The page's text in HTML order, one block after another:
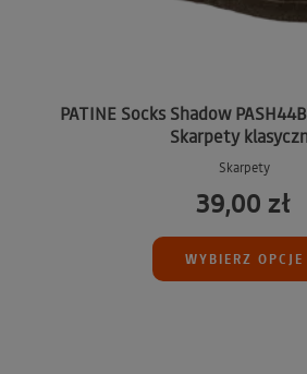
PATINE Socks Shadow
Skarpety
Skarpety
39,00 zł
WYBIERZ OPCJE